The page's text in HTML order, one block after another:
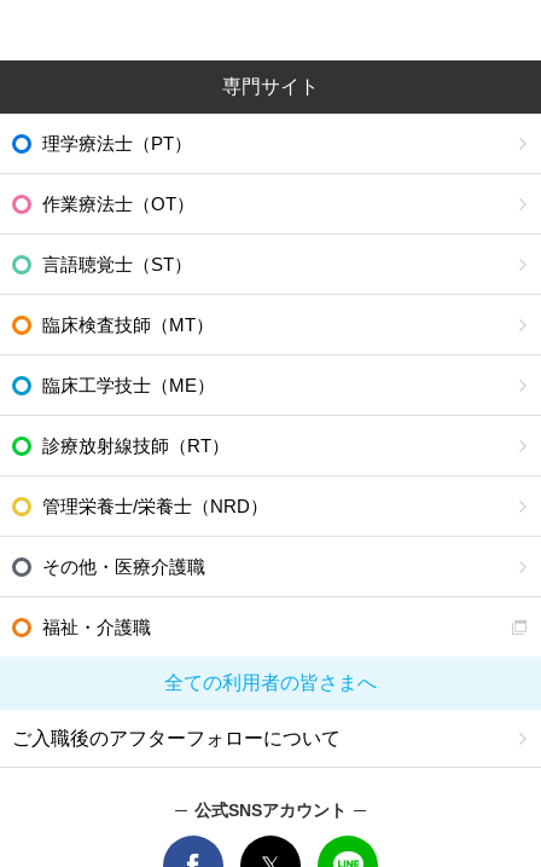
専門サイト
理学療法士（PT）
作業療法士（OT）
言語聴覚士（ST）
臨床検査技師（MT）
臨床工学技士（ME）
診療放射線技師（RT）
管理栄養士/栄養士（NRD）
その他・医療介護職
福祉・介護職
全ての利用者の皆さまへ
ご入職後のアフターフォローについて
公式SNSアカウント